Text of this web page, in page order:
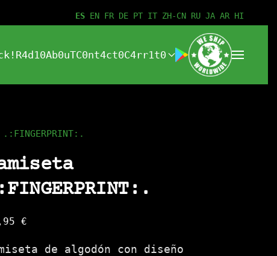
ES EN FR DE PT IT ZH-CN RU JA AR HI
R4d10Ab0uTC0nt4ct0C4rr1t0
€
de algodón con diseño